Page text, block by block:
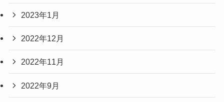
2023年1月
2022年12月
2022年11月
2022年9月